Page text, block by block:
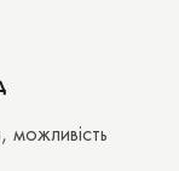
можливість